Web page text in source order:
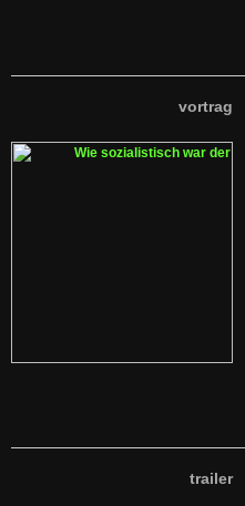
vortrag
trailer